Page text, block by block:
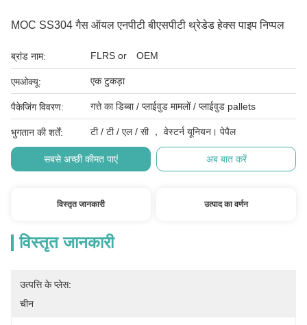
MOC SS304 गैस ऑयल एनपीटी बीएसपीटी थ्रेडेड हेक्स पाइप निप्पल
ब्रांड नाम: FLRS or OEM
एमओक्यू: एक टुकड़ा
पैकेजिंग विवरण: गत्ते का डिब्बा / प्लाईवुड मामलों / प्लाईवुड pallets
भुगतान की शर्तें: टी / टी / एल / सी ， वेस्टर्न यूनियन। पेपैल
सबसे अच्छी कीमत पाएं अब बात करें
विस्तृत जानकारी उत्पाद का वर्णन
विस्तृत जानकारी
उत्पत्ति के प्लेस:
चीन